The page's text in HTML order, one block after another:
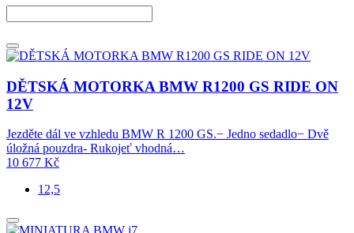
DĚTSKÁ MOTORKA BMW R1200 GS RIDE ON
12V
Jezděte dál ve vzhledu BMW R 1200 GS.− Jedno sedadlo− Dvě
úložná pouzdra- Rukojeť vhodná…
10 677 Kč
12,5